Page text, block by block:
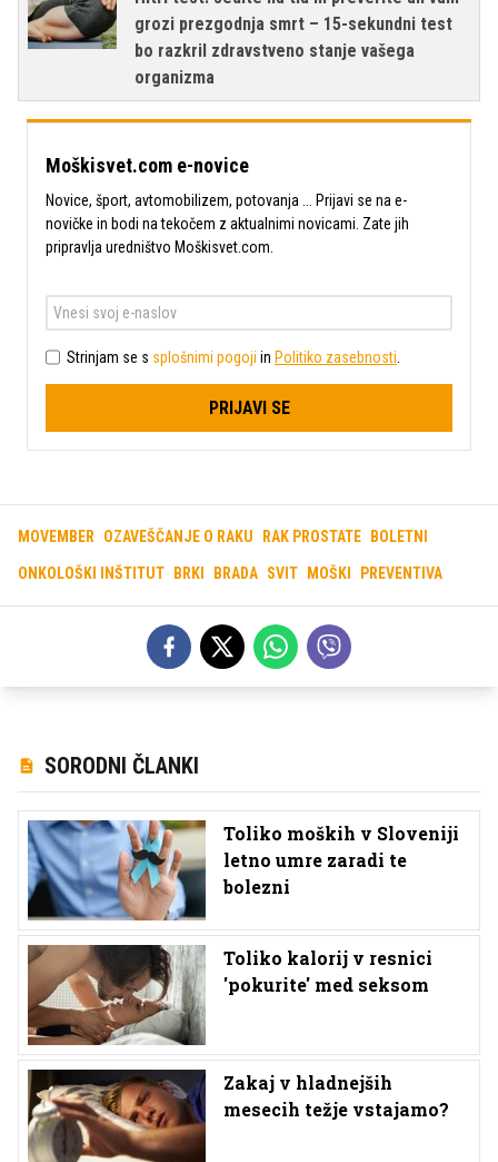
grozi prezgodnja smrt – 15-sekundni test
bo razkril zdravstveno stanje vašega
organizma
Moškisvet.com e-novice
Novice, šport, avtomobilizem, potovanja ... Prijavi se na e-
novičke in bodi na tekočem z aktualnimi novicami. Zate jih
pripravlja uredništvo Moškisvet.com.
Strinjam se s splošnimi pogoji in Politiko zasebnosti
PRIJAVI SE
MOVEMBER OZAVEŠČANJE O RAKU RAK PROSTATE BOLETNI
ONKOLOŠKI INŠTITUT BRKI BRADA SVIT MOŠKI PREVENTIVA
SORODNI ČLANKI
Toliko moških v Sloveniji
letno umre zaradi te
bolezni
Toliko kalorij v resnici
'pokurite' med seksom
Zakaj v hladnejših
mesecih težje vstajamo?